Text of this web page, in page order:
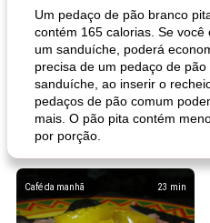
Um pedaço de pão branco
contém 165 calorias. Se
um sanduíche, poderá
precisa de um pedaço de
sanduíche, ao inserir o
pedaços de pão comum
mais. O pão pita contém
por porção.
23 min
Café da manhã